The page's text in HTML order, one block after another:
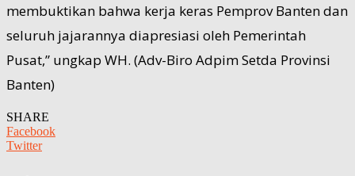
membuktikan bahwa kerja keras Pemprov Banten dan
seluruh jajarannya diapresiasi oleh Pemerintah
Pusat,” ungkap WH. (Adv-Biro Adpim Setda Provinsi
Banten)
SHARE
Facebook
Twitter